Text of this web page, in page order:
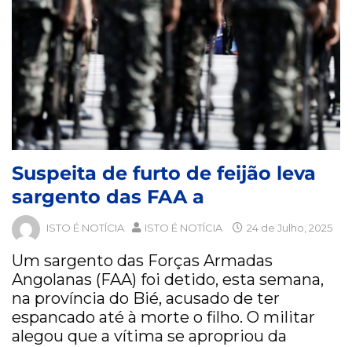
Suspeita de furto de feijão leva
sargento das FAA a
ISTO É NOTÍCIA ISTO É NOTÍCIA 24 de Julho, 2025
Um sargento das Forças Armadas
Angolanas (FAA) foi detido, esta semana,
na província do Bié, acusado de ter
espancado até à morte o filho. O militar
alegou que a vítima se apropriou da